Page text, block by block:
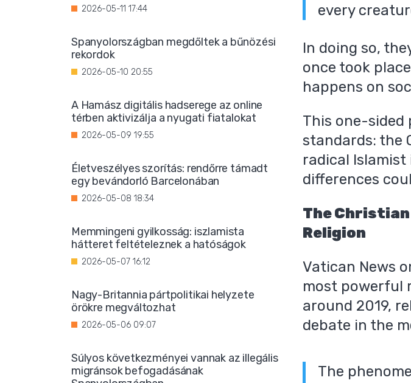
every
In doing so,
once took
happens on
This one-sided
standards: the
radical Islamist
differences
The
Religion
Vatican News
most powerful
around 2019,
debate in the
The
2026-05-11 17:44
Spanyolországban megdőltek a bűnözési
rekordok
2026-05-10 20:55
A Hamász digitális hadserege az online
térben aktivizálja a nyugati fiatalokat
2026-05-09 19:55
Életveszélyes szorítás: rendőrre támadt
egy bevándorló Barcelonában
2026-05-08 18:34
Memmingeni gyilkosság: iszlamista
hátteret feltételeznek a hatóságok
2026-05-07 16:12
Nagy-Britannia pártpolitikai helyzete
örökre megváltozhat
2026-05-06 09:07
Súlyos következményei vannak az illegális
migránsok befogadásának